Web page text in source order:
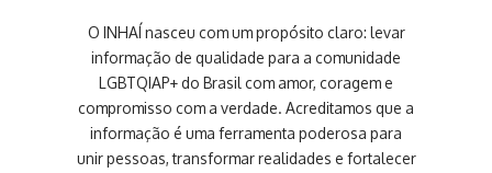
O INHAÍ nasceu com um propósito claro: levar
informação de qualidade para a comunidade
LGBTQIAP+ do Brasil com amor, coragem e
compromisso com a verdade. Acreditamos que a
informação é uma ferramenta poderosa para
unir pessoas, transformar realidades e fortalecer